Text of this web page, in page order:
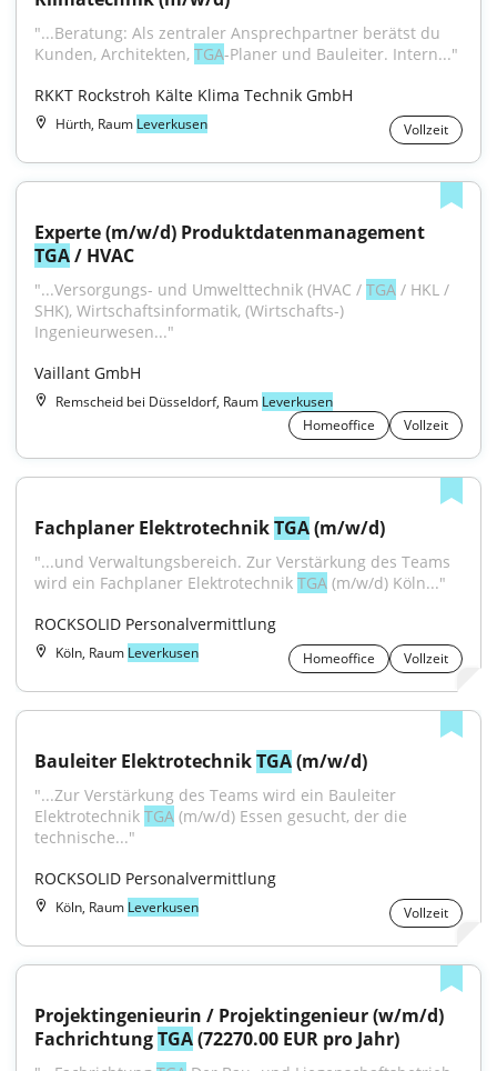
"...Beratung: Als zentraler Ansprechpartner berätst du
Kunden, Architekten, TGA-Planer und Bauleiter. Intern..."
RKKT Rockstroh Kälte Klima Technik GmbH
Hürth, Raum Leverkusen Vollzeit
TGA / HVAC
"...Versorgungs- und Umwelttechnik (HVAC / TGA / HKL /
SHK), Wirtschaftsinformatik, (Wirtschafts-)
Ingenieurwesen..."
Vaillant GmbH
Remscheid bei Düsseldorf, Raum Leverkusen
Homeoffice
Vollzeit
Fachplaner Elektrotechnik TGA (m/w/d)
"...und Verwaltungsbereich. Zur Verstärkung des Teams
wird ein Fachplaner Elektrotechnik TGA (m/w/d) Köln..."
ROCKSOLID Personalvermittlung
Köln, Raum Leverkusen Homeoffice Vollzeit
Bauleiter Elektrotechnik TGA (m/w/d)
"...Zur Verstärkung des Teams wird ein Bauleiter
Elektrotechnik TGA (m/w/d) Essen gesucht, der die
technische..."
ROCKSOLID Personalvermittlung
Köln, Raum Leverkusen Vollzeit
Projektingenieurin / Projektingenieur (w/m/d)
Fachrichtung TGA (72270.00 EUR pro Jahr)